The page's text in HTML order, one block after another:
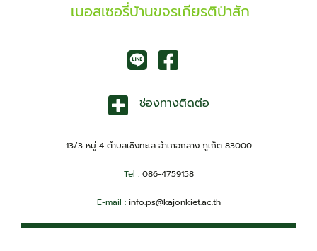
เนอสเซอรี่บ้านขจรเกียรติป่าสัก
ช่องทางติดต่อ
13/3 หมู่ 4 ตำบลเชิงทะเล อำเภอถลาง ภูเก็ต 83000
Tel :086-4759158
E-mail : info.ps@kajonkiet.ac.th